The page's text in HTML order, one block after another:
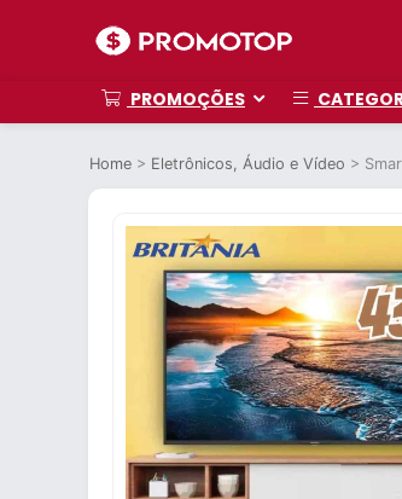
PROMOÇÕES
Home > Eletrônicos, Áudio e Vídeo >